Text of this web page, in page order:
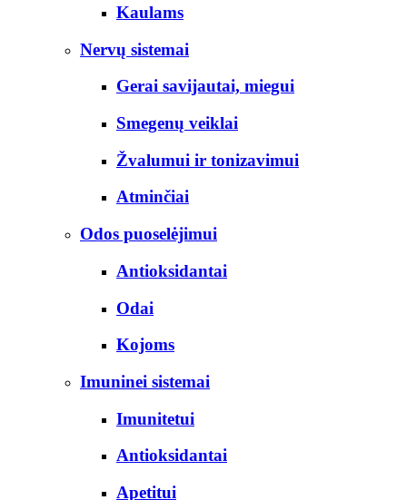
Kaulams
Nervų sistemai
Gerai savijautai, miegui
Smegenų veiklai
Žvalumui ir tonizavimui
Atminčiai
Odos puoselėjimui
Antioksidantai
Odai
Kojoms
Imuninei sistemai
Imunitetui
Antioksidantai
Apetitui